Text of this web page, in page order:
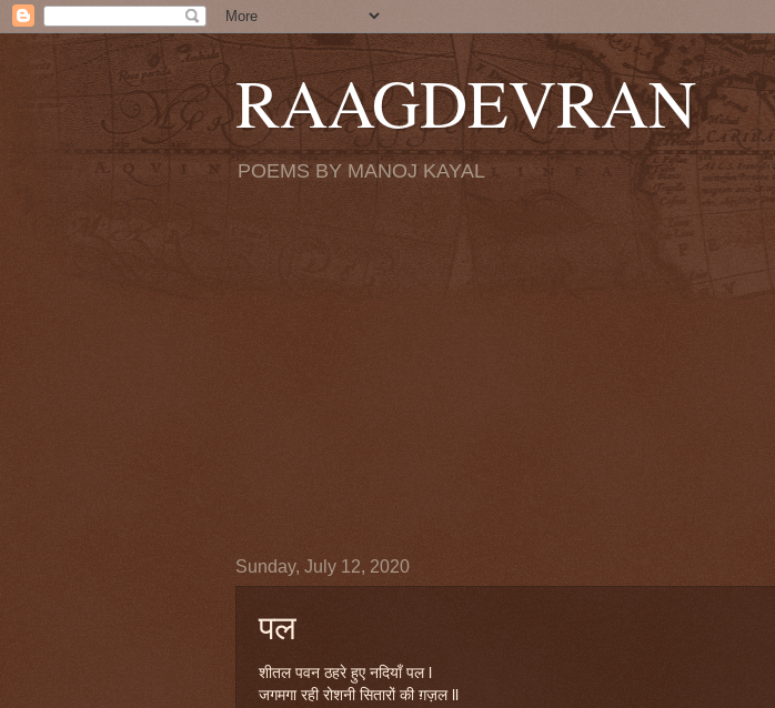
RAAGDEVRAN
POEMS BY MANOJ KAYAL
Sunday, July 12, 2020
पल
शीतल पवन ठहरे हुए नदियाँ पल l
जगमगा रही रोशनी सितारों की ग़ज़ल ll